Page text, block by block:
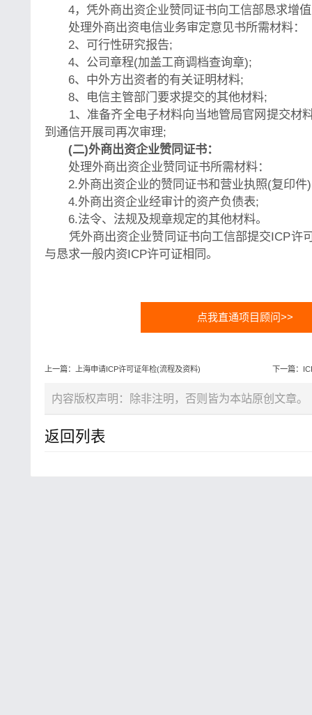
4，凭外商出资企业赞同证书向工信部恳求增值
处理外商出资电信业务审定意见书所需材料：
2、可行性研究报告;
4、公司章程(加盖工商调档查询章);
6、中外方出资者的有关证明材料;
8、电信主管部门要求提交的其他材料;
1、准备齐全电子材料向当地管局官网提交材
到通信开展司再次审理;
(二)外商出资企业赞同证书：
处理外商出资企业赞同证书所需材料：
2.外商出资企业的赞同证书和营业执照(复印件
4.外商出资企业经审计的资产负债表;
6.法令、法规及规章规定的其他材料。
凭外商出资企业赞同证书向工信部提交ICP许
与恳求一般内资ICP许可证相同。
点我直通项目顾问>>
上一篇：上海申请ICP许可证年检(流程及资料) 下一篇：
内容版权声明：除非注明，否则皆为本站原创文章。
返回列表